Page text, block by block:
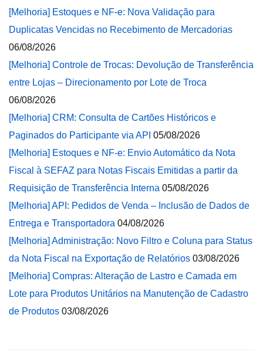
[Melhoria] Estoques e NF-e: Nova Validação para
Duplicatas Vencidas no Recebimento de Mercadorias
06/08/2026
[Melhoria] Controle de Trocas: Devolução de Transferência
entre Lojas – Direcionamento por Lote de Troca
06/08/2026
[Melhoria] CRM: Consulta de Cartões Históricos e
Paginados do Participante via API 05/08/2026
[Melhoria] Estoques e NF-e: Envio Automático da Nota
Fiscal à SEFAZ para Notas Fiscais Emitidas a partir da
Requisição de Transferência Interna 05/08/2026
[Melhoria] API: Pedidos de Venda – Inclusão de Dados de
Entrega e Transportadora 04/08/2026
[Melhoria] Administração: Novo Filtro e Coluna para Status
da Nota Fiscal na Exportação de Relatórios 03/08/2026
[Melhoria] Compras: Alteração de Lastro e Camada em
Lote para Produtos Unitários na Manutenção de Cadastro
de Produtos 03/08/2026